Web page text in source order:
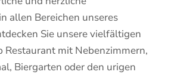
allen Bereichen unseres
Sie unsere vielfältigen
Restaurant mit Nebenzimmern,
Biergarten oder den urigen